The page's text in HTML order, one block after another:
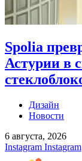
Spolia
Астурии в
Дизайн
Новости
6 августа, 2026
Instagram Instagram